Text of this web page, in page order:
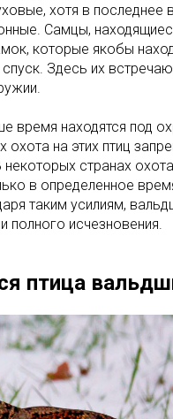
хотя в последнее
Самцы,
которые якобы
Здесь их
время находятся под
охота на этих птиц
странах охота
в определенное
таким усилиям,
полного исчезновения.
птица